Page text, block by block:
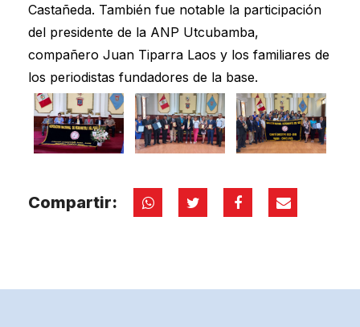
Castañeda. También fue notable la participación
del presidente de la ANP Utcubamba,
compañero Juan Tiparra Laos y los familiares de
los periodistas fundadores de la base.
Compartir: